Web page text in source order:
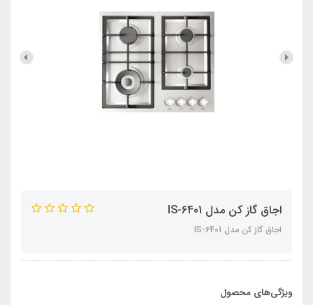
اجاق گاز کن مدل IS-6401
اجاق گاز کن مدل IS-6401
ویژگی‌های محصول